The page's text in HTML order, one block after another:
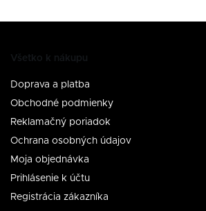
Všetko k nákupu
Doprava a platba
Obchodné podmienky
Reklamačný poriadok
Ochrana osobných údajov
Moja objednávka
Prihlásenie k účtu
Registrácia zákazníka